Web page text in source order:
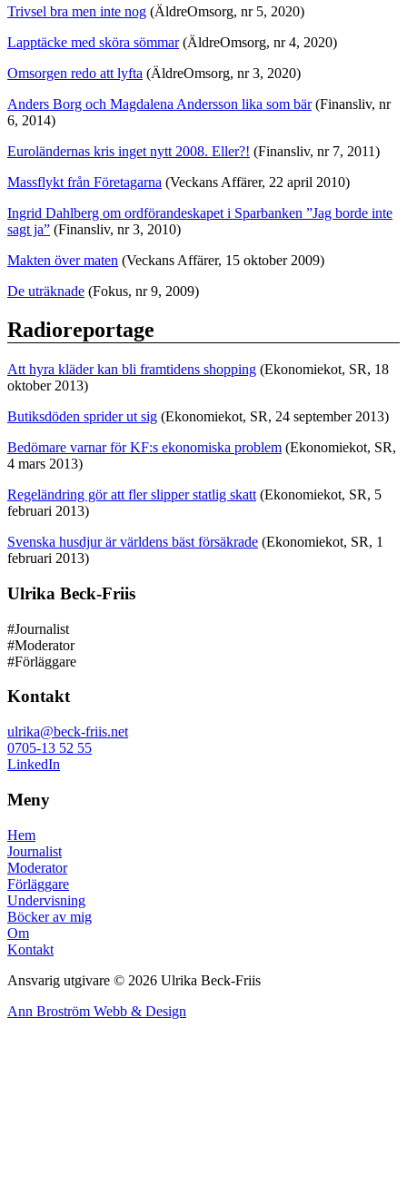
Trivsel bra men inte nog (ÄldreOmsorg, nr 5, 2020)
Lapptäcke med sköra sömmar(ÄldreOmsorg, nr 4, 2020)
Omsorgen redo att lyfta (ÄldreOmsorg, nr 3, 2020)
Anders Borg och Magdalena Andersson lika som bär(Finansliv, nr
6, 2014)
Euroländernas kris inget nytt 2008. Eller?! (Finansliv, nr 7, 2011)
Massflykt från Företagarna (Veckans Affärer, 22 april 2010)
Ingrid Dahlberg om ordförandeskapet i Sparbanken ”Jag borde inte
sagt ja” (Finansliv, nr 3, 2010)
Makten över maten (Veckans Affärer, 15 oktober 2009)
De uträknade (Fokus, nr 9, 2009)
Radioreportage
Att hyra kläder kan bli framtidens shopping (Ekonomiekot, SR, 18
oktober 2013)
Butiksdöden sprider ut sig (Ekonomiekot, SR, 24 september 2013)
Bedömare varnar för KF:s ekonomiska problem (Ekonomiekot, SR,
4 mars 2013)
Regeländring gör att fler slipper statlig skatt (Ekonomiekot, SR, 5
februari 2013)
Svenska husdjur är världens bäst försäkrade (Ekonomiekot, SR, 1
februari 2013)
Ulrika Beck-Friis
#Journalist
#Moderator
#Förläggare
Kontakt
ulrika@beck-friis.net
0705-13 52 55
LinkedIn
Meny
Hem
Journalist
Moderator
Förläggare
Undervisning
Böcker av mig
Om
Kontakt
Ansvarig utgivare © 2026 Ulrika Beck-Friis
Ann Broström Webb & Design